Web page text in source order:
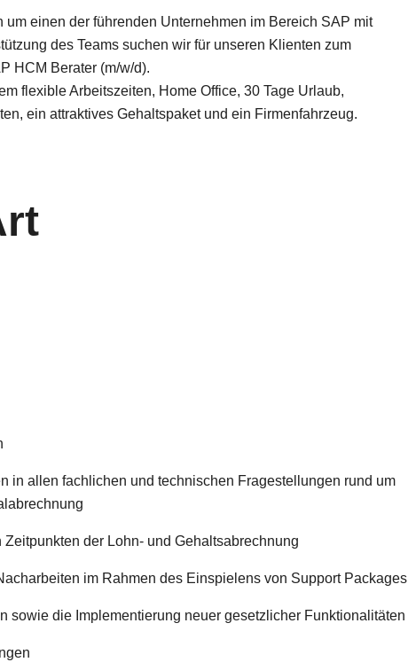
einen der führenden Unternehmen im Bereich SAP mit
des Teams suchen wir für unseren Klienten zum
HCM Berater (m/w/d).
flexible Arbeitszeiten, Home Office, 30 Tage Urlaub,
ein attraktives Gehaltspaket und ein Firmenfahrzeug.
in allen fachlichen und technischen Fragestellungen rund um
der Lohn- und Gehaltsabrechnung
im Rahmen des Einspielens von Support Packages
sowie die Implementierung neuer gesetzlicher Funktionalitäten